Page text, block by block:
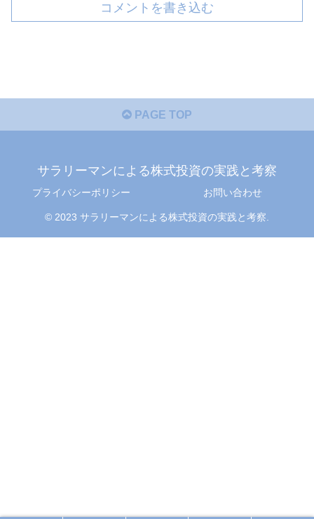
コメントを書き込む
PAGE TOP
サラリーマンによる株式投資の実践と考察
プライバシーポリシー お問い合わせ
© 2023 サラリーマンによる株式投資の実践と考察.